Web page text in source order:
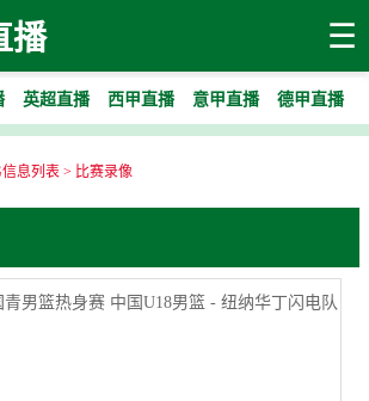
播 ☰
英超直播 西甲直播 意甲直播 德甲直播
息列表 > 比赛录像
青男篮热身赛 中国U18男篮 - 纽纳华丁闪电队